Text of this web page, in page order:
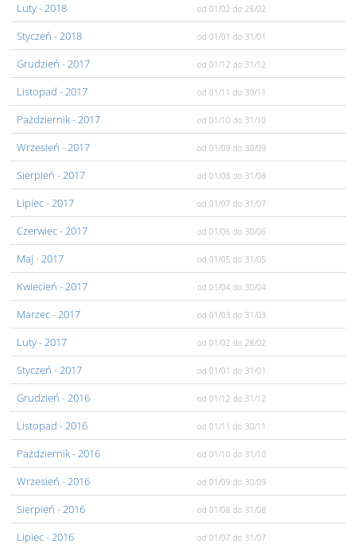
Luty- 2018 od 01/02 do 28/02
Styczeń - 2018 od 01/01 do 31/01
Grudzień - 2017 od 01/12 do 31/12
Listopad - 2017 od 01/11 do 30/11
Pażdziernik- 2017 od 01/10 do 31/10
Wrzesień - 2017 od 01/09 do 30/09
Sierpień - 2017 od 01/08 do 31/08
Lipiec- 2017 od 01/07 do 31/07
Czerwiec- 2017 od 01/06 do 30/06
Maj - 2017 od 01/05 do 31/05
Kwiecień - 2017 od 01/04 do 30/04
Marzec- 2017 od 01/03 do 31/03
Luty- 2017 od 01/02 do 28/02
Styczeń - 2017 od 01/01 do 31/01
Grudzień - 2016 od 01/12 do 31/12
Listopad - 2016 od 01/11 do 30/11
Pażdziernik- 2016 od 01/10 do 31/10
Wrzesień - 2016 od 01/09 do 30/09
Sierpień - 2016 od 01/08 do 31/08
Lipiec- 2016 od 01/07 do 31/07